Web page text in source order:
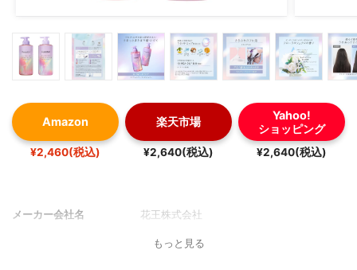
Amazon
¥2,460(税込)
楽天市場
¥2,640(税込)
Yahoo!
ショッピング
¥2,640(税込)
メーカー会社名 花王株式会社
もっと見る